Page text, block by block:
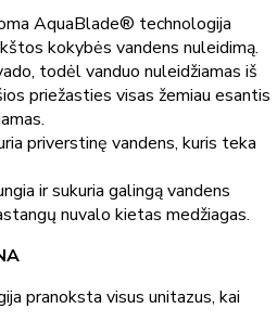
AquaBlade® technologija
kokybės vandens nuleidimą.
todėl vanduo nuleidžiamas iš
priežasties visas žemiau esantis
priverstinę vandens, kuris teka
ir sukuria galingą vandens
nuvalo kietas medžiagas.
pranoksta visus unitazus, kai